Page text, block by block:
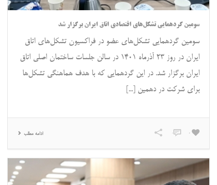
سومین گردهمایی تشکل‌های اقتصادی اتاق ایران برگزار شد
سومین گردهمایی تشکل‌های عضو در فراکسیون تشکل‌های اتاق
ایران در روز ۲۳ آذرماه ۱۴۰۱ در سالن جلسات ساختمان اصلی اتاق
ایران برگزار شد. در این گردهمایی که با هدف هماهنگی تشکل‌ها
برای شرکت در دهمین [...]
ادامه مطلب 0
0